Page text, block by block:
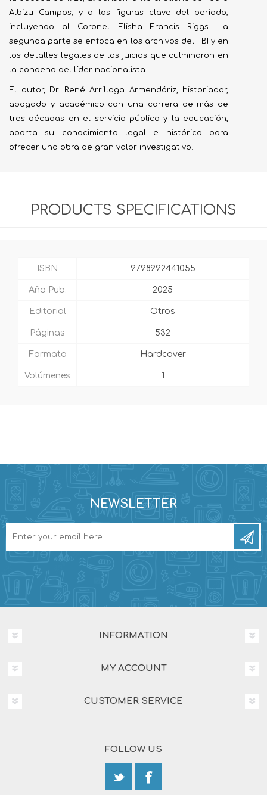
Albizu Campos, y a las figuras clave del periodo,
incluyendo al Coronel Elisha Francis Riggs. La
segunda parte se enfoca en los archivos del FBI y en
los detalles legales de los juicios que culminaron en
la condena del líder nacionalista.
El autor, Dr. René Arrillaga Armendáriz, historiador,
abogado y académico con una carrera de más de
tres décadas en el servicio público y la educación,
aporta su conocimiento legal e histórico para
ofrecer una obra de gran valor investigativo.
PRODUCTS SPECIFICATIONS
ISBN 9798992441055
Año Pub. 2025
Editorial Otros
Páginas 532
Formato Hardcover
Volúmenes 1
NEWSLETTER
INFORMATION
MY ACCOUNT
CUSTOMER SERVICE
FOLLOW US